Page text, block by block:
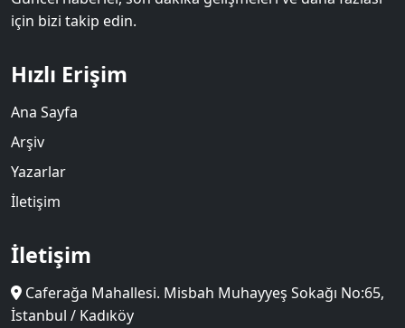
için bizi takip edin.
Hızlı Erişim
Ana Sayfa
Arşiv
Yazarlar
İletişim
İletişim
Caferağa Mahallesi. Misbah Muhayyeş Sokağı No:65,
İstanbul / Kadıköy